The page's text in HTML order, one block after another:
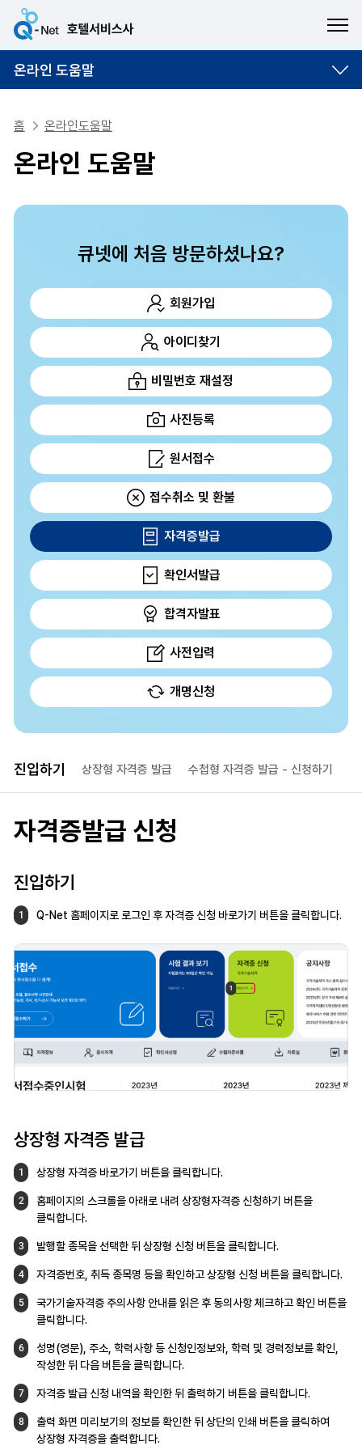
온라인 도움말
홈 온라인도움말
온라인 도움말
큐넷에 처음 방문하셨나요?
회원가입
아이디찾기
비밀번호 재설정
사진등록
원서접수
접수취소 및 환불
자격증발급
확인서발급
합격자발표
사전입력
개명신청
진입하기 상장형 자격증 발급 수첩형 자격증 발급 - 신청하기
자격증발급 신청
진입하기
1 Q-Net 홈페이지로 로그인 후 자격증 신청 바로가기 버튼을 클릭합니다.
상장형 자격증 발급
1 상장형 자격증 바로가기 버튼을 클릭합니다.
2 홈페이지의 스크롤을 아래로 내려 상장형자격증 신청하기 버튼을
클릭합니다.
3 발행할 종목을 선택한 뒤 상장형 신청 버튼을클릭합니다.
4 자격증번호, 취득 종목명 등을 확인하고상장형 신청 버튼을 클릭합니다.
5 국가기술자격증 주의사항 안내를 읽은 후동의사항 체크하고 확인 버튼을
클릭합니다.
6 성명(영문), 주소, 학력사항 등 신청인정보와, 학력 및 경력정보를 확인,
작성한 뒤 다음 버튼을클릭합니다.
7 자격증 발급 신청 내역을 확인한 뒤 출력하기 버튼을 클릭합니다.
8 출력 화면 미리보기의 정보를 확인한 뒤 상단의 인쇄 버튼을 클릭하여
상장형 자격증을 출력합니다.